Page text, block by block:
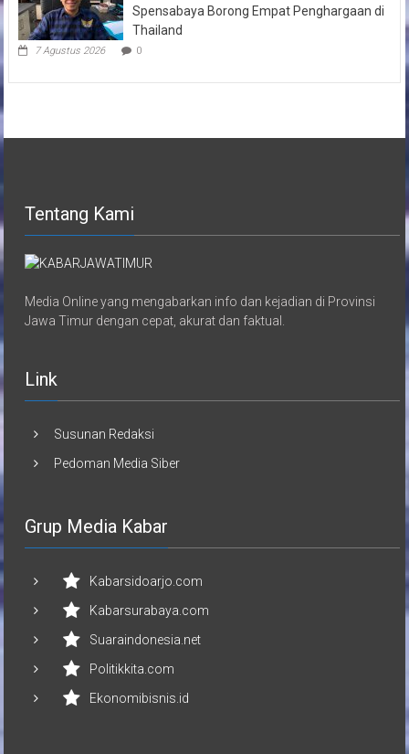
Spensabaya Borong Empat Penghargaan di
Thailand
7 Agustus 2026 0
Tentang Kami
Media Online yang mengabarkan info dan kejadian di Provinsi
Jawa Timur dengan cepat, akurat dan faktual.
Link
Susunan Redaksi
Pedoman Media Siber
Grup Media Kabar
Kabarsidoarjo.com
Kabarsurabaya.com
Suaraindonesia.net
Politikkita.com
Ekonomibisnis.id